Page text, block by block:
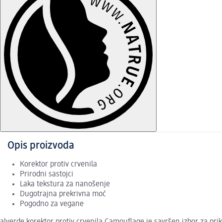
Opis proizvoda
Korektor protiv crvenila
Prirodni sastojci
Laka tekstura za nanošenje
Dugotrajna prekrivna moć
Pogodno za vegane